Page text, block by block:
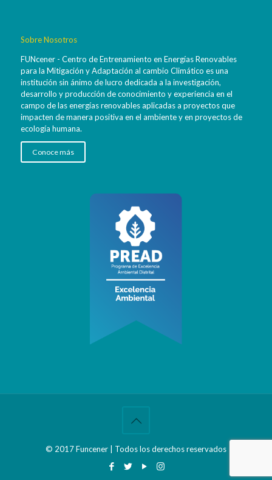
Sobre Nosotros
FUNcener - Centro de Entrenamiento en Energías Renovables
para la Mitigación y Adaptación al cambio Climático es una
institución sin ánimo de lucro dedicada a la investigación,
desarrollo y producción de conocimiento y experiencia en el
campo de las energías renovables aplicadas a proyectos que
impacten de manera positiva en el ambiente y en proyectos de
ecología humana.
Conoce más
© 2017 Funcener | Todos los derechos reservados